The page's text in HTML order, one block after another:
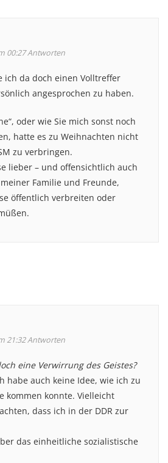
00:27Antworten
ich da doch einen Volltreffer
angesprochen zu haben.
oder wie Sie mich sonst noch
hatte es zu Weihnachten nicht
zu verbringen.
lieber – und offensichtlich auch
Familie und Freunde,
öffentlich verbreiten oder
21:32Antworten
eine Verwirrung des Geistes?
habe auch keine Idee, wie ich zu
kommen konnte. Vielleicht
dass ich in der DDR zur
das einheitliche sozialistische